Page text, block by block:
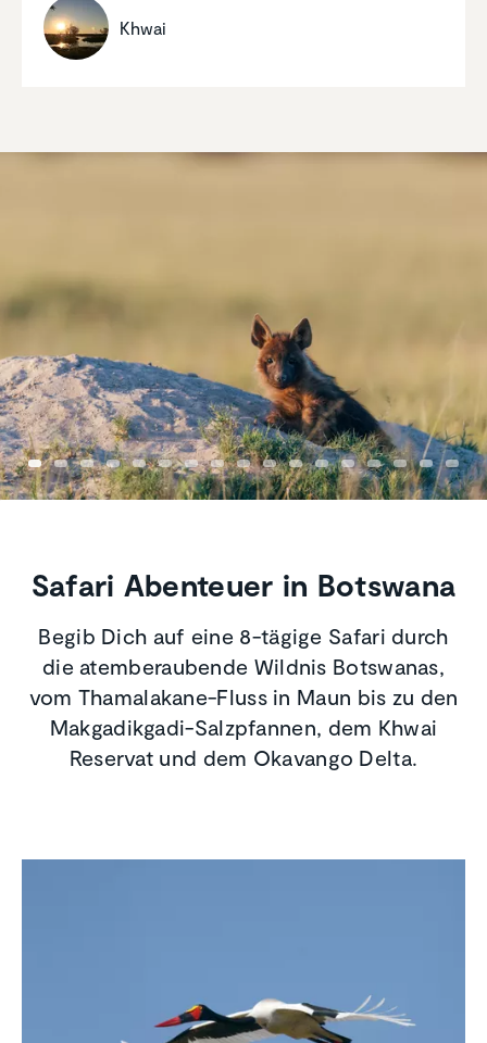
Khwai
Safari Abenteuer in Botswana
Begib Dich auf eine 8-tägige Safari durch
die atemberaubende Wildnis Botswanas,
vom Thamalakane-Fluss in Maun bis zu den
Makgadikgadi-Salzpfannen, dem Khwai
Reservat und dem Okavango Delta.